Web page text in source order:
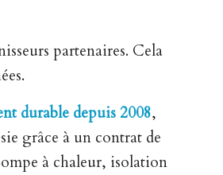
partenaires. Cela
durable depuis 2008,
grâce à un contrat de
à chaleur, isolation